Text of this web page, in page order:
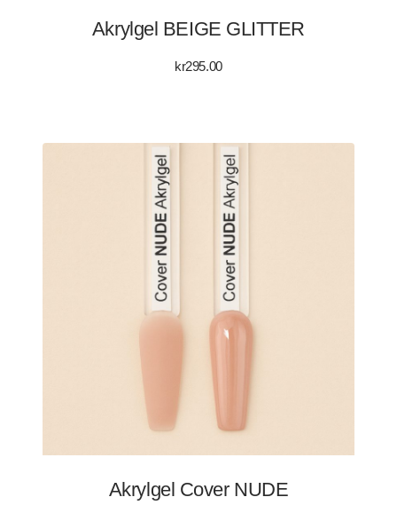
Akrylgel BEIGE GLITTER
kr295.00
Akrylgel Cover NUDE